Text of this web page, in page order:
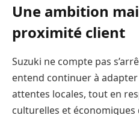
Une ambition
proximité client
Suzuki ne compte pas
entend continuer à
attentes locales, tout en
culturelles et économiques